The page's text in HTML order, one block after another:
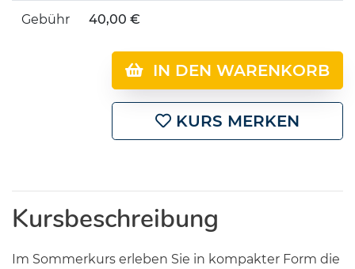
Gebühr 40,00 €
IN DEN WARENKORB
KURS MERKEN
Kursbeschreibung
Im Sommerkurs erleben Sie in kompakter Form die